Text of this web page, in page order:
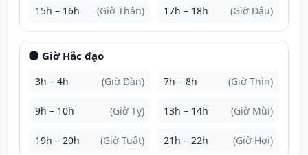
15h – 16h (Giờ Thân) 17h – 18h (Giờ Dậu)
🌑 Giờ Hắc đạo
3h – 4h (Giờ Dần) 7h – 8h (Giờ Thìn)
9h – 10h (Giờ Tỵ) 13h – 14h (Giờ Mùi)
19h – 20h (Giờ Tuất) 21h – 22h (Giờ Hợi)